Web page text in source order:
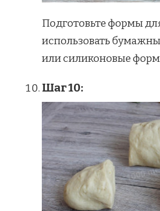
Подготовьте формы
использовать
или силиконовые
Шаг 10: